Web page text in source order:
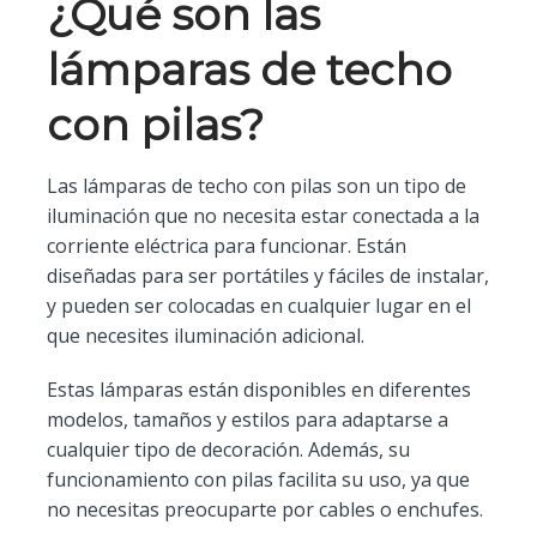
¿Qué son las
lámparas de techo
con pilas?
Las lámparas de techo con pilas son un tipo de
iluminación que no necesita estar conectada a la
corriente eléctrica para funcionar. Están
diseñadas para ser portátiles y fáciles de instalar,
y pueden ser colocadas en cualquier lugar en el
que necesites iluminación adicional.
Estas lámparas están disponibles en diferentes
modelos, tamaños y estilos para adaptarse a
cualquier tipo de decoración. Además, su
funcionamiento con pilas facilita su uso, ya que
no necesitas preocuparte por cables o enchufes.